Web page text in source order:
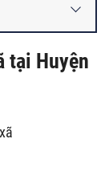
tại Huyện